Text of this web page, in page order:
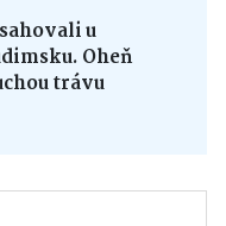
u
Oheň
trávu